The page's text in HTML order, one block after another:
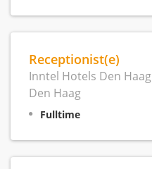
Receptionist(e)
Inntel Hotels Den
Den Haag
Fulltime